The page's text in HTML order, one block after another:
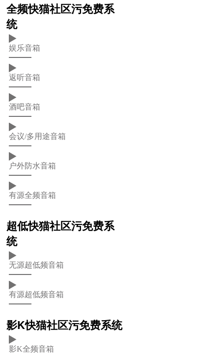
全频快猫社区污免费系
统
娱乐音箱
返听音箱
酒吧音箱
会议/多用途音箱
户外防水音箱
有源全频音箱
超低快猫社区污免费系
统
无源超低频音箱
有源超低频音箱
影K快猫社区污免费系统
影K全频音箱